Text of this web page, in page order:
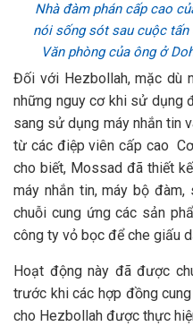
Nhà đàm phán cấp cao
nói sống sót sau cuộc tấn
Văn phòng của ông ở
Đối với Hezbollah, mặc dù
những nguy cơ khi sử dụng
sang sử dụng máy nhắn tin
từ các điệp viên cấp cao
cho biết, Mossad đã thiết
máy nhắn tin, máy bộ
chuỗi cung ứng các sản
công ty vỏ bọc để che giấu
Hoạt động này đã được
trước khi các hợp đồng
cho Hezbollah được thực